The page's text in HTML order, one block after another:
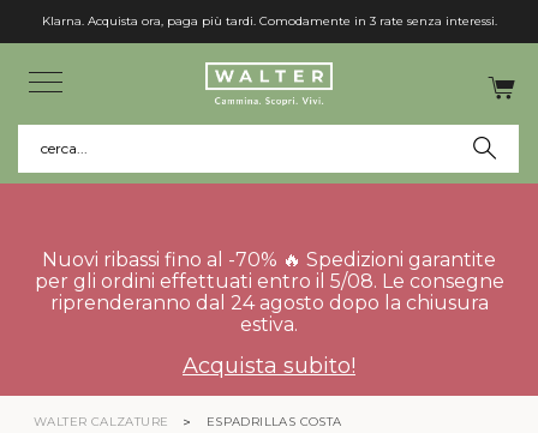
Klarna. Acquista ora, paga più tardi. Comodamente in 3 rate senza interessi.
cerca...
Nuovi ribassi fino al -70% 🔥 Spedizioni garantite
per gli ordini effettuati entro il 5/08. Le consegne
riprenderanno dal 24 agosto dopo la chiusura
estiva.
Acquista subito!
WALTER CALZATURE ESPADRILLAS COSTA